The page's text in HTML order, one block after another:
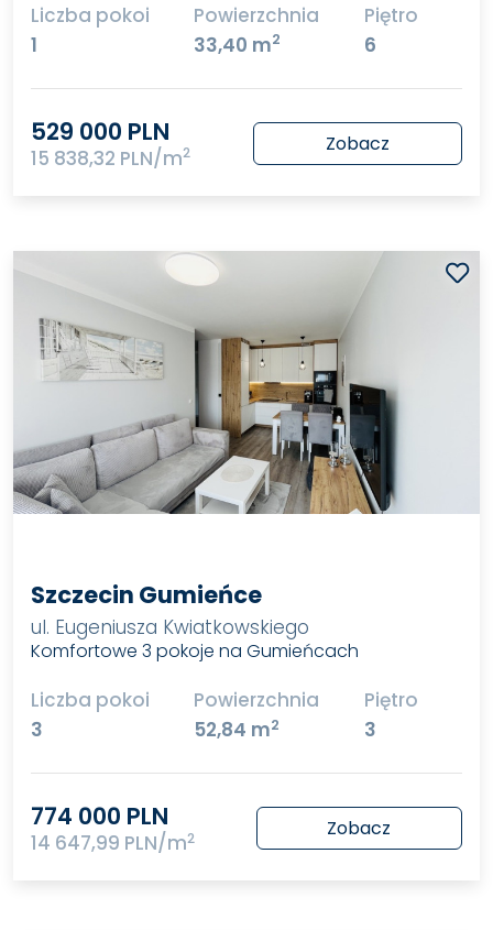
Liczba pokoi
1
Powierzchnia
33,40 m2
Piętro
6
529 000 PLN
15 838,32 PLN/m2 Zobacz
Szczecin Gumieńce
ul. Eugeniusza Kwiatkowskiego
Komfortowe 3 pokoje na Gumieńcach
Liczba pokoi
3
Powierzchnia
52,84 m2
Piętro
3
774 000 PLN
14 647,99 PLN/m2 Zobacz